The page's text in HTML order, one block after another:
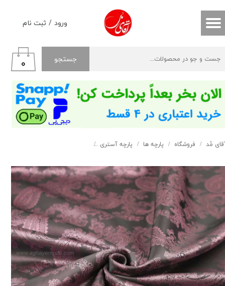
ورود / ثبت نام
حساب کاربری من
خروج از حساب کاربری
جستجو ۰
مُد فروشگاه پارچه ها پارچه آستری